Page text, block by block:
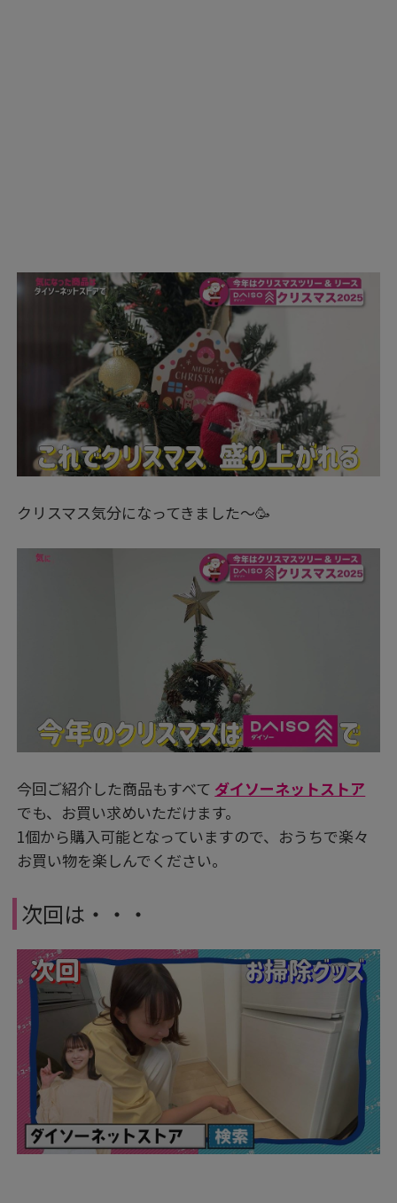
クリスマス気分になってきました～🥳
今回ご紹介した商品もすべて ダイソーネットストア
でも、お買い求めいただけます。
1個から購入可能となっていますので、おうちで楽々
お買い物を楽しんでください。
次回は・・・